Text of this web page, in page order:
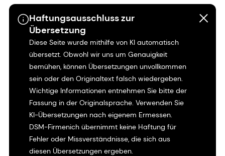
Haftungsausschluss zur
Übersetzung
Diese Seite wurde mithilfe von KI automatisch
übersetzt. Obwohl wir uns um Genauigkeit
bemühen, können Übersetzungen unvollkommen
sein oder den Originaltext falsch wiedergeben.
Wichtige Informationen entnehmen Sie bitte der
Fassung in der Originalsprache. Verwenden Sie
KI-Übersetzungen nach eigenem Ermessen.
DSM-Firmenich übernimmt keine Haftung für
Fehler oder Missverständnisse, die sich aus
diesen Übersetzungen ergeben.
Hinweis zum Datenschutz
Bedingungen für die Nutzung
Bedingungen und Konditionen
Kalifornien-Transparenz
Erklärung zur Zugänglichkeit
Rechtliche Informationen